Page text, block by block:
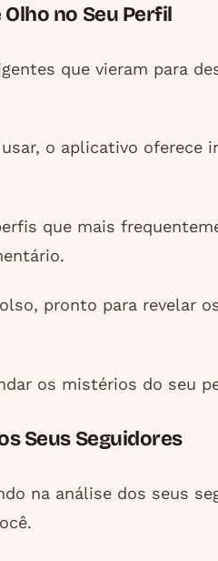
no Seu Perfil
que vieram para
o aplicativo oferece
que mais
pronto para revelar
os mistérios do seu
Seus Seguidores
na análise dos seus